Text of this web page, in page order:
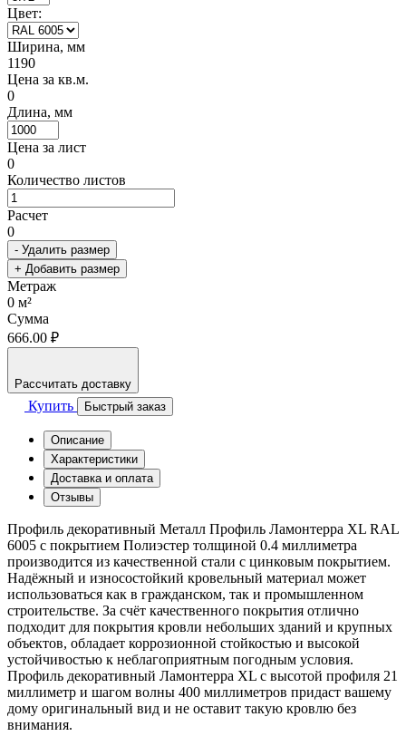
Цвет:
Ширина, мм
1190
Цена за кв.м.
0
Длина, мм
Цена за лист
0
Количество листов
Расчет
0
- Удалить размер
+ Добавить размер
Метраж
0 м²
Сумма
666.00 ₽
Рассчитать доставку
Купить Быстрый заказ
Описание
Характеристики
Доставка и оплата
Отзывы
Профиль декоративный Металл Профиль Ламонтерра XL RAL
6005 с покрытием Полиэстер толщиной 0.4 миллиметра
производится из качественной стали с цинковым покрытием.
Надёжный и износостойкий кровельный материал может
использоваться как в гражданском, так и промышленном
строительстве. За счёт качественного покрытия отлично
подходит для покрытия кровли небольших зданий и крупных
объектов, обладает коррозионной стойкостью и высокой
устойчивостью к неблагоприятным погодным условия.
Профиль декоративный Ламонтерра XL с высотой профиля 21
миллиметр и шагом волны 400 миллиметров придаст вашему
дому оригинальный вид и не оставит такую кровлю без
внимания.